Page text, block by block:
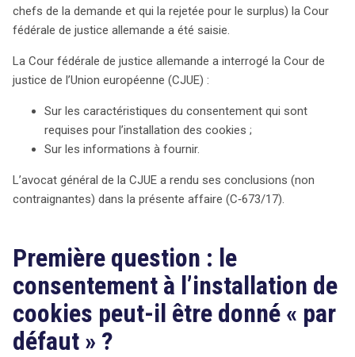
chefs de la demande et qui la rejetée pour le surplus) la Cour
fédérale de justice allemande a été saisie.
La Cour fédérale de justice allemande a interrogé la Cour de
justice de l’Union européenne (CJUE) :
Sur les caractéristiques du consentement qui sont
requises pour l’installation des cookies ;
Sur les informations à fournir.
L’avocat général de la CJUE a rendu ses conclusions (non
contraignantes) dans la présente affaire (C‑673/17).
Première question : le
consentement à l’installation de
cookies peut-il être donné « par
défaut » ?